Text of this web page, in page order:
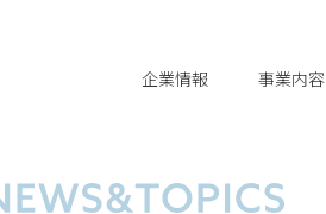
企業情報 事業内容